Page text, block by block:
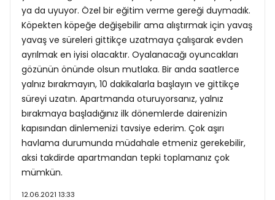
ya da uyuyor. Özel bir eğitim verme gereği duymadık.
Köpekten köpeğe değişebilir ama alıştırmak için yavaş
yavaş ve süreleri gittikçe uzatmaya çalışarak evden
ayrılmak en iyisi olacaktır. Oyalanacağı oyuncakları
gözünün önünde olsun mutlaka. Bir anda saatlerce
yalnız bırakmayın, 10 dakikalarla başlayın ve gittikçe
süreyi uzatın. Apartmanda oturuyorsanız, yalnız
bırakmaya başladığınız ilk dönemlerde dairenizin
kapısından dinlemenizi tavsiye ederim. Çok aşırı
havlama durumunda müdahale etmeniz gerekebilir,
aksi takdirde apartmandan tepki toplamanız çok
mümkün.
12.06.2021 13:33